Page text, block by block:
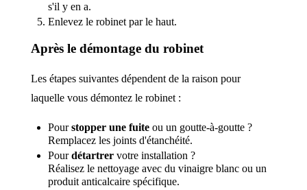
s'il y en a.
Enlevez le robinet par le haut.
Après le démontage du robinet
Les étapes suivantes dépendent de la raison pour
laquelle vous démontez le robinet :
Pourstopper une fuiteou un goutte-à-goutte ?
Remplacez les joints d'étanchéité.
Pourdétartrervotre installation ?
Réalisez le nettoyage avec du vinaigre blanc ou un
produit anticalcaire spécifique.